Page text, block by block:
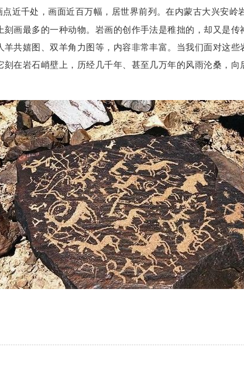
点近千处，画面近百万幅，居世界前列。在内蒙古大兴安
画最多的一种动物。岩画的创作手法是稚拙的，却又是
共嬉图、双羊角力图等，内容非常丰富。当我们面对这
在岩石峭壁上，历经几千年、甚至几万年的风雨沦桑，向